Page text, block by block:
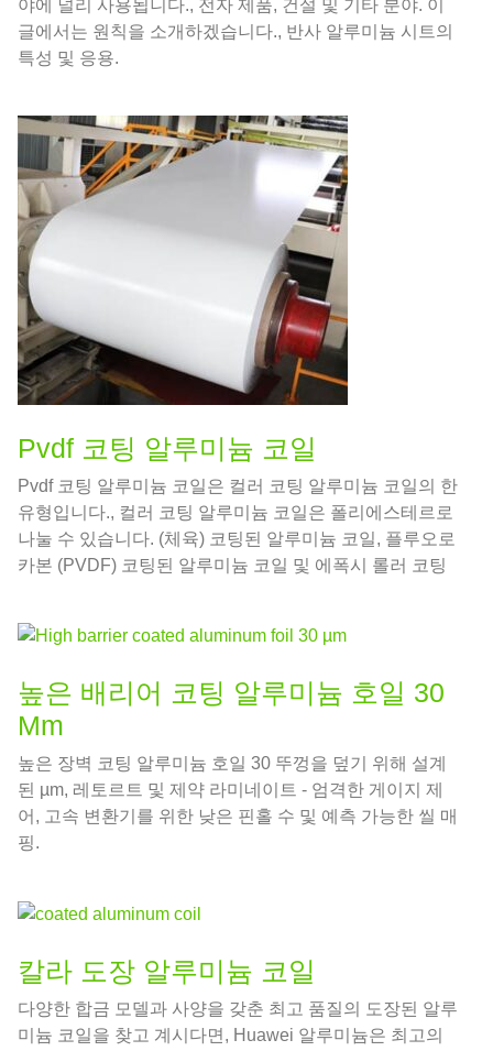
야에 널리 사용됩니다., 전자 제품, 건설 및 기타 분야. 이
글에서는 원칙을 소개하겠습니다., 반사 알루미늄 시트의
특성 및 응용.
Pvdf 코팅 알루미늄 코일
Pvdf 코팅 알루미늄 코일은 컬러 코팅 알루미늄 코일의 한
유형입니다., 컬러 코팅 알루미늄 코일은 폴리에스테르로
나눌 수 있습니다. (체육) 코팅된 알루미늄 코일, 플루오로
카본 (PVDF) 코팅된 알루미늄 코일 및 에폭시 롤러 코팅
높은 배리어 코팅 알루미늄 호일 30
Μm
높은 장벽 코팅 알루미늄 호일 30 뚜껑을 덮기 위해 설계
된 µm, 레토르트 및 제약 라미네이트 - 엄격한 게이지 제
어, 고속 변환기를 위한 낮은 핀홀 수 및 예측 가능한 씰 매
핑.
칼라 도장 알루미늄 코일
다양한 합금 모델과 사양을 갖춘 최고 품질의 도장된 알루
미늄 코일을 찾고 계시다면, Huawei 알루미늄은 최고의